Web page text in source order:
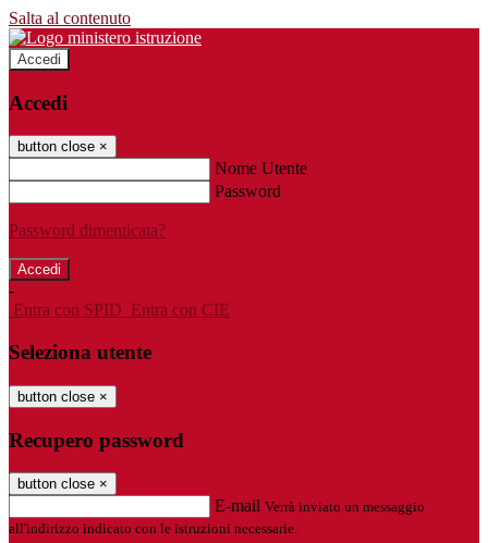
Salta al contenuto
Accedi
Accedi
button close ×
Nome Utente
Password
Password dimenticata?
-
Entra con SPID Entra con CIE
Seleziona utente
button close ×
Recupero password
button close ×
E-mail Verrà inviato un messaggio
all'indirizzo indicato con le istruzioni necessarie.